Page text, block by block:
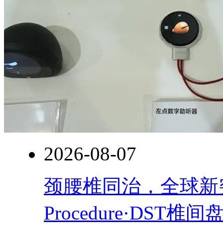
2026-08-07
颈腰椎同治，全球
Procedure·DST椎间